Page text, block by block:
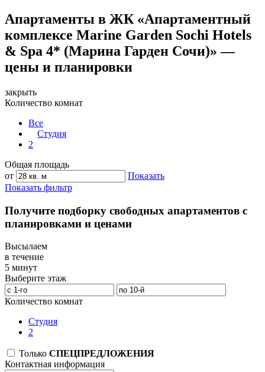
Апартаменты в ЖК «Апартаментный
комплексе Marine Garden Sochi Hotels
& Spa 4* (Марина Гарден Сочи)» —
цены и планировки
закрыть
Количество комнат
Все
Студия
2
Общая площадь
от
Показать
Показать фильтр
Получите подборку свободных апартаментов с
планировками и ценами
Высылаем
в течение
5 минут
Выберите этаж
Количество комнат
Студия
2
Только СПЕЦПРЕДЛОЖЕНИЯ
Контактная информация